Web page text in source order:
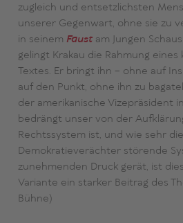
zugleich und entsetzlichsten
unserer Gegenwart, ohne sie zu
in seinem Faustam Jungen
gelingt Krakau die Rahmung
Textes. Er bringt ihn – ohne auf
auf den Punkt, ohne ihn zu
der amerikanische Vizepräsident
bedrängt unser von der
Rechtssystem ist, und wie sehr
Demokratieverächter störende
zunehmenden Druck gerät, ist
Variante ein starker Beitrag des
Bühne)